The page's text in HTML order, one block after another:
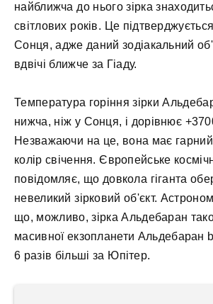
найближча до нього зірка
світлових років. Це
Сонця, адже даний зодіакальний
вдвічі ближче за Гіаду.
Температура горіння зірки
нижча, ніж у Сонця, і дорівнює
Незважаючи на це, вона має
колір свічення. Європейське
повідомляє, що довкола гіганта
невеликий зірковий об'єкт.
що, можливо, зірка Альдебаран
масивної екзопланети Альдебаран
6 разів більші за Юпітер.